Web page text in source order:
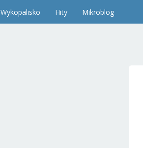
Wykopalisko Hity Mikroblog